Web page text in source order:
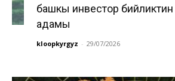
башкы инвестор
адамы
kloopkyrgyz - 29/07/2026